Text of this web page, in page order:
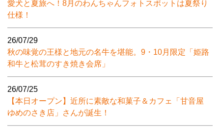
愛犬と夏旅へ！8月のわんちゃんフォトスポットは夏祭り
仕様！
26/07/29
秋の味覚の王様と地元の名牛を堪能。9・10月限定「姫路
和牛と松茸のすき焼き会席」
26/07/25
【本日オープン】近所に素敵な和菓子＆カフェ「甘音屋
ゆめのさき店」さんが誕生！